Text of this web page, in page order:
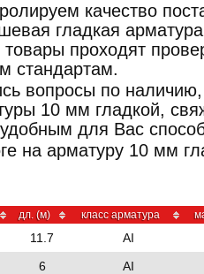
качество
гладкая
проходят
стандартам.
вопросы по
10 мм гладкой,
для Вас
на арматуру 10 мм
дл. (м) класс арматура
11.7
AI
6
AI